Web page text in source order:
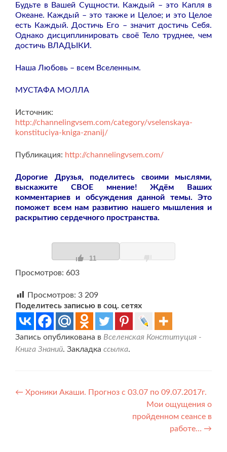
Будьте в Вашей Сущности. Каждый – это Капля в
Океане. Каждый – это также и Целое; и это Целое
есть Каждый. Достичь Его – значит достичь Себя.
Однако дисциплинировать своё Тело труднее, чем
достичь ВЛАДЫКИ.
Наша Любовь – всем Вселенным.
МУСТАФА МОЛЛА
Источник:
http://channelingvsem.com/category/vselenskaya-
konstituciya-kniga-znanij/
Публикация: http://channelingvsem.com/
Дорогие Друзья, поделитесь своими мыслями,
выскажите СВОЕ мнение! Ждём Ваших
комментариев и обсуждения данной темы. Это
поможет всем нам развитию нашего мышления и
раскрытию сердечного пространства.
11
Просмотров: 603
Просмотров: 3 209
Поделитесь записью в соц. сетях
Запись опубликована в Вселенская Конституция -
Книга Знаний. Закладка ссылка.
Навигация
← Хроники Акаши. Прогноз с 03.07 по 09.07.2017г.
Мои ощущения о
пройденном сеансе в
работе… →